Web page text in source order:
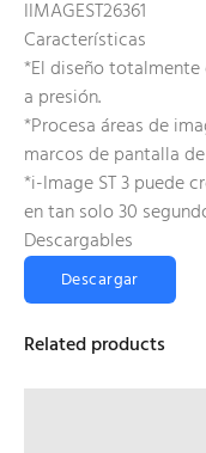
IIMAGEST26361
Características
*El diseño
a presión.
*Procesa áreas de
marcos de pantalla
*i-Image ST 3 puede
en tan solo 30
Descargables
Descargar
Related products